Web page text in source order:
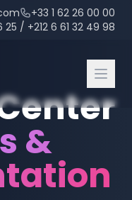
+33 1 62 26 00 00
25 / +212 6 61 32 49 98
&